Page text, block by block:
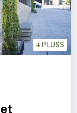
+ PLUSS